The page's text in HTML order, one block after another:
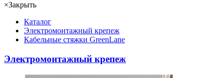
×Закрыть
Каталог
Электромонтажный крепеж
Кабельные стяжки GreenLane
Электромонтажный крепеж